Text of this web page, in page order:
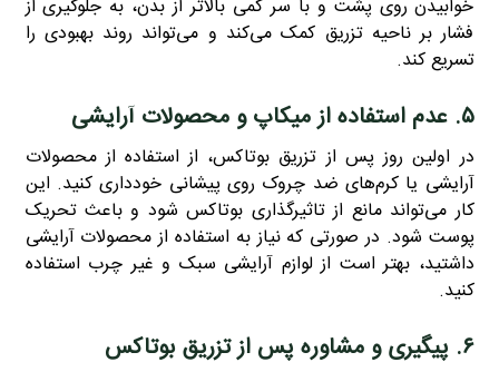
خوابیدن روی پشت و با سر کمی بالاتر از بدن، به جلوگیری از
فشار بر ناحیه تزریق کمک می‌کند و می‌تواند روند بهبودی را
تسریع کند.
۵. عدم استفاده از میکاپ و محصولات آرایشی
در اولین روز پس از تزریق بوتاکس، از استفاده از محصولات
آرایشی یا کرم‌های ضد چروک روی پیشانی خودداری کنید. این
کار می‌تواند مانع از تاثیرگذاری بوتاکس شود و باعث تحریک
پوست شود. در صورتی که نیاز به استفاده از محصولات آرایشی
داشتید، بهتر است از لوازم آرایشی سبک و غیر چرب استفاده
کنید.
۶. پیگیری و مشاوره پس از تزریق بوتاکس